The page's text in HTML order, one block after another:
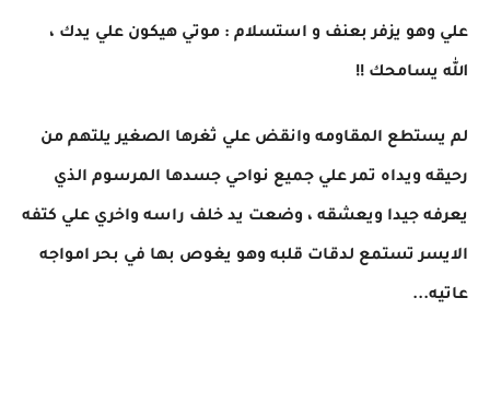
علي وهو يزفر بعنف و استسلام : موتي هيكون علي يدك ،
الله يسامحك !!
لم يستطع المقاومه وانقض علي ثغرها الصغير يلتهم من
رحيقه ويداه تمر علي جميع نواحي جسدها المرسوم الذي
يعرفه جيدا ويعشقه ، وضعت يد خلف راسه واخري علي كتفه
الايسر تستمع لدقات قلبه وهو يغوص بها في بحر امواجه
عاتيه...